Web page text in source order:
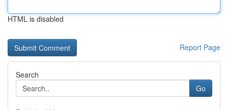
HTML is disabled
Report Page
Search
Go